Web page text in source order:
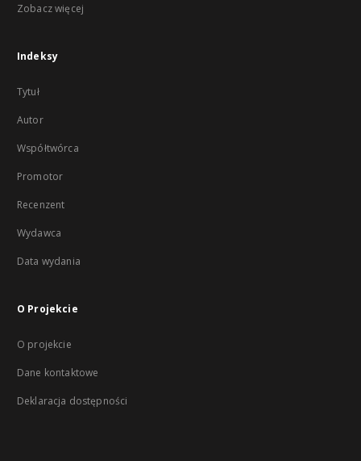
Zobacz więcej
Indeksy
Tytuł
Autor
Współtwórca
Promotor
Recenzent
Wydawca
Data wydania
O Projekcie
O projekcie
Dane kontaktowe
Deklaracja dostępności